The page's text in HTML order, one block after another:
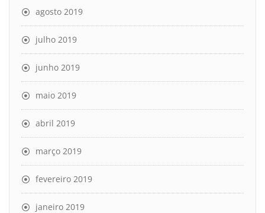
agosto 2019
julho 2019
junho 2019
maio 2019
abril 2019
março 2019
fevereiro 2019
janeiro 2019